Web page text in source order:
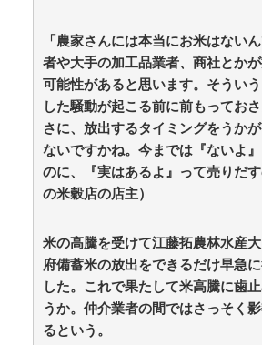
ｗｗ / 5chまとめMAP(総合) NEW! (8/
海外「日本は戦勝国なんだよ」 戦
生き様に各国から称賛の声 / anaguro
11:35)
森香澄アナ ボディコン、谷間、セ
ト！！【GIF動画あり】 / anaguro -
【芸能】『サンジャポ』 元乃木坂
「妊娠」だけ公表した理由を語る /
合) NEW! (8/9 11:25)
直接納品したら… / 5chまとめMAP(
【新公用車】高市早苗首相、推定
タイプ 贅を尽くした後部座席でたば
の時間か どんどん延びる乗車時間 /
合) NEW! (8/9 11:09)
週1エステ＆週3パーソナルジム通
「農家さんには本当にお米はない
者や大手の加工品業者、商社とか
可能性があると思います。そうい
した騒動が起こる前に前もってお
さに、放出するタイミングをうか
ないですかね。今までは『ないよ
のに、『実はあるよ』って売りだ
の米穀店の店主）
米の高騰を受けて江藤拓農林水産
府備蓄米の放出をできるだけ早急
した。これで果たして米高騰に歯
うか。仲介業者の間ではさっそく
るという。